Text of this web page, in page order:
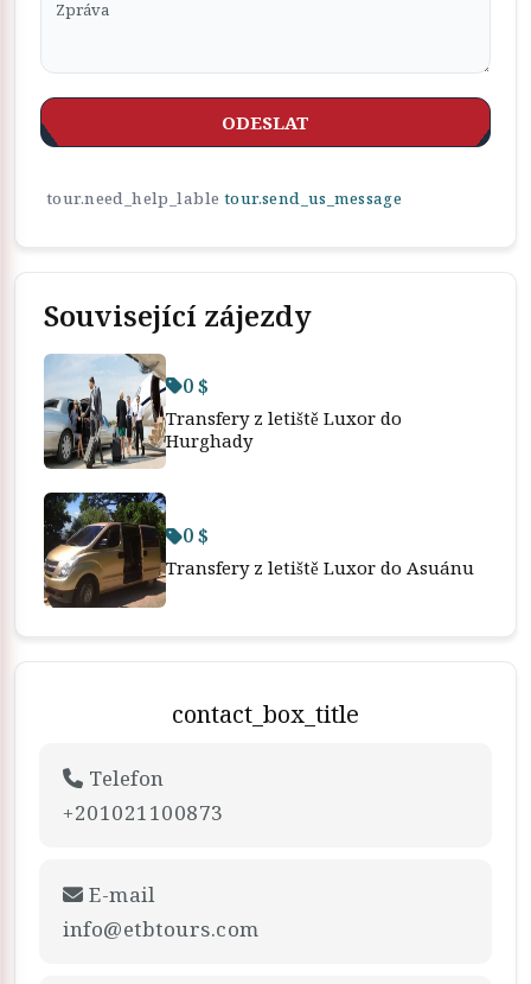
ODESLAT
tour.need_help_lable tour.send_us_message
Související zájezdy
0 $
Transfery z letiště Luxor do
Hurghady
0 $
Transfery z letiště Luxor do Asuánu
contact_box_title
Telefon
+201021100873
E-mail
info@etbtours.com